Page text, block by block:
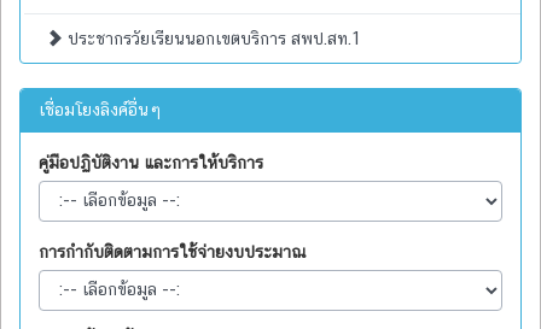
ประชากรวัยเรียนนอกเขตบริการ สพป.สท.1
เชื่อมโยงลิงค์อื่นๆ
คู่มือปฏิบัติงาน และการให้บริการ
การกำกับติดตามการใช้จ่ายงบประมาณ